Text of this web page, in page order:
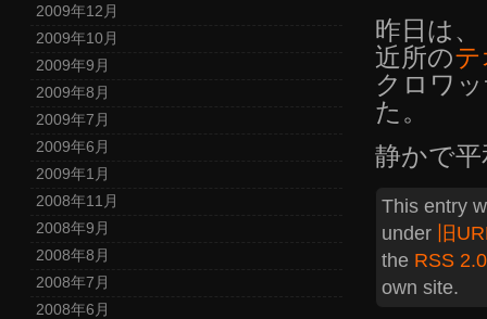
2009年12月
2009年10月
2009年9月
2009年8月
2009年7月
2009年6月
2009年1月
2008年11月
2008年9月
2008年8月
2008年7月
2008年6月
昨日は、
近所の
クロワ
た。
静かで
This entry
under 旧
the RSS 2.0
own site.